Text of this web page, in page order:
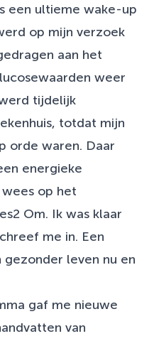
een ultieme wake-up
op mijn verzoek
aan het
weer
tijdelijk
totdat mijn
orde waren. Daar
energieke
op het
Om. Ik was klaar
me in. Een
leven nu en
gaf me nieuwe
van